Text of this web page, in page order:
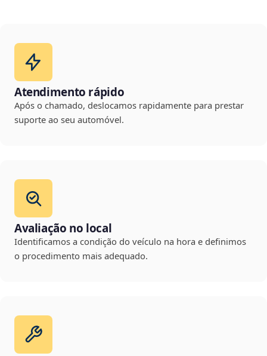
Atendimento rápido
Após o chamado, deslocamos rapidamente para prestar
suporte ao seu automóvel.
Avaliação no local
Identificamos a condição do veículo na hora e definimos
o procedimento mais adequado.